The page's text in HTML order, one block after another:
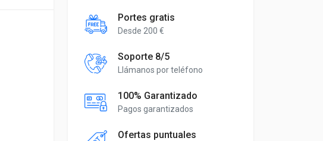
Portes gratis
Desde 200 €
Soporte 8/5
Llámanos por teléfono
100% Garantizado
Pagos garantizados
Ofertas puntuales